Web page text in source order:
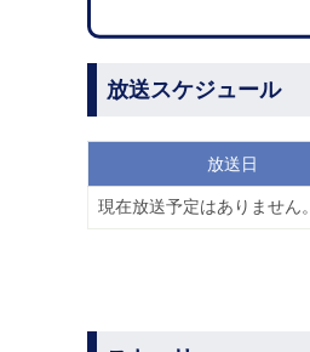
放送スケジュール
放送日
現在放送予定はありません。